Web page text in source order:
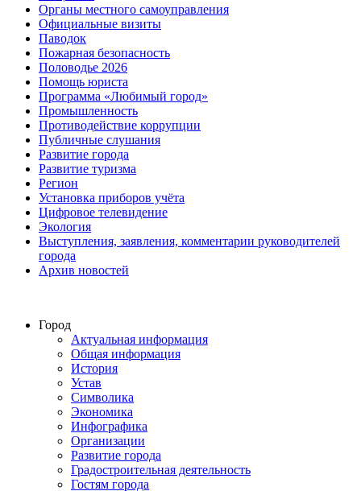
Органы местного самоуправления
Официальные визиты
Паводок
Пожарная безопасность
Половодье 2026
Помощь юриста
Программа «Любимый город»
Промышленность
Противодействие коррупции
Публичные слушания
Развитие города
Развитие туризма
Регион
Установка приборов учёта
Цифровое телевидение
Экология
Выступления, заявления, комментарии руководителей
города
Архив новостей
Город
Актуальная информация
Общая информация
История
Устав
Символика
Экономика
Инфографика
Организации
Развитие города
Градостроительная деятельность
Гостям города